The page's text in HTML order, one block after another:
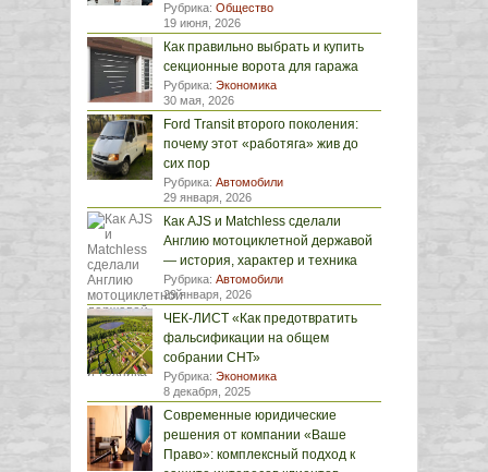
Рубрика: Общество
19 июня, 2026
Как правильно выбрать и купить
секционные ворота для гаража
Рубрика: Экономика
30 мая, 2026
Ford Transit второго поколения:
почему этот «работяга» жив до
сих пор
Рубрика: Автомобили
29 января, 2026
Как AJS и Matchless сделали
Англию мотоциклетной державой
— история, характер и техника
Рубрика: Автомобили
29 января, 2026
ЧЕК-ЛИСТ «Как предотвратить
фальсификации на общем
собрании СНТ»
Рубрика: Экономика
8 декабря, 2025
Современные юридические
решения от компании «Ваше
Право»: комплексный подход к